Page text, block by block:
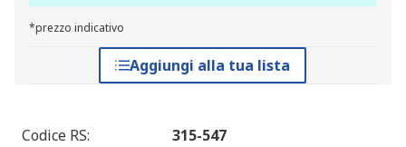
*prezzo indicativo
Aggiungi alla tua lista
Codice RS:
315-547